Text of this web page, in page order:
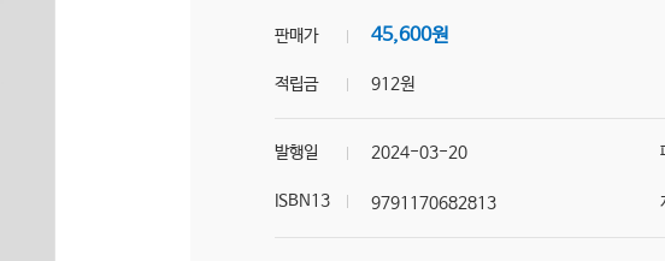
판매가 45,600원
적립금 912원
발행일 2024-03-20
ISBN13 9791170682813